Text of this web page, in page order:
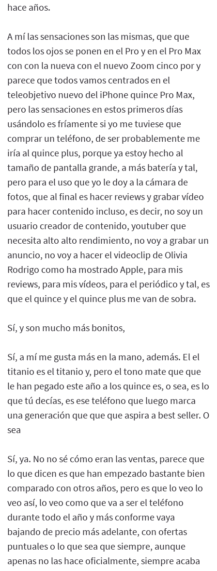
hace años.
A mí las sensaciones son las mismas, que que
todos los ojos se ponen en el Pro y en el Pro Max
con con la nueva con el nuevo Zoom cinco por y
parece que todos vamos centrados en el
teleobjetivo nuevo del iPhone quince Pro Max,
pero las sensaciones en estos primeros días
usándolo es fríamente si yo me tuviese que
comprar un teléfono, de ser probablemente me
iría al quince plus, porque ya estoy hecho al
tamaño de pantalla grande, a más batería y tal,
pero para el uso que yo le doy a la cámara de
fotos, que al final es hacer reviews y grabar vídeo
para hacer contenido incluso, es decir, no soy un
usuario creador de contenido, youtuber que
necesita alto alto rendimiento, no voy a grabar un
anuncio, no voy a hacer el videoclip de Olivia
Rodrigo como ha mostrado Apple, para mis
reviews, para mis vídeos, para el periódico y tal, es
que el quince y el quince plus me van de sobra.
Sí, y son mucho más bonitos,
Sí, a mí me gusta más en la mano, además. El el
titanio es el titanio y, pero el tono mate que que
le han pegado este año a los quince es, o sea, es lo
que tú decías, es ese teléfono que luego marca
una generación que que que aspira a best seller. O
sea
Sí, ya. No no sé cómo eran las ventas, parece que
lo que dicen es que han empezado bastante bien
comparado con otros años, pero es que lo veo lo
veo así, lo veo como que va a ser el teléfono
durante todo el año y más conforme vaya
bajando de precio más adelante, con ofertas
puntuales o lo que sea que siempre, aunque
apenas no las hace oficialmente, siempre acaba